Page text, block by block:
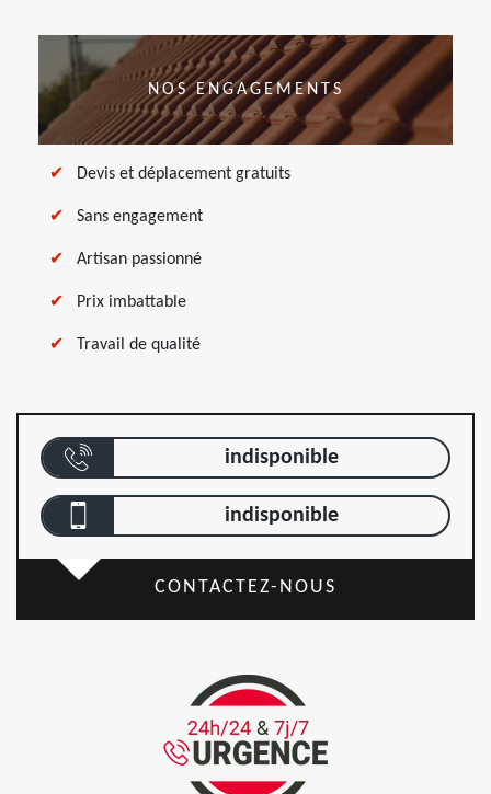
NOS ENGAGEMENTS
Devis et déplacement gratuits
Sans engagement
Artisan passionné
Prix imbattable
Travail de qualité
indisponible
indisponible
CONTACTEZ-NOUS